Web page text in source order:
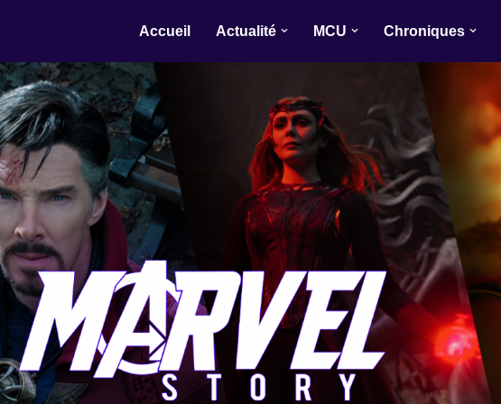
Accueil Actualité MCU Chroniques